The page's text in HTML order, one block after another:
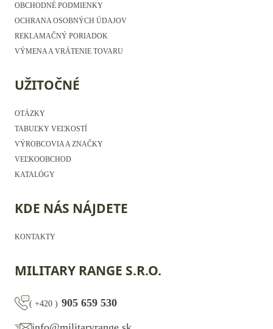
OBCHODNÉ PODMIENKY
OCHRANA OSOBNÝCH ÚDAJOV
REKLAMAČNÝ PORIADOK
VÝMENA A VRÁTENIE TOVARU
UŽITOČNÉ
OTÁZKY
TABUĽKY VEĽKOSTÍ
VÝROBCOVIA A ZNAČKY
VEĽKOOBCHOD
KATALÓGY
KDE NÁS NÁJDETE
KONTAKTY
MILITARY RANGE S.R.O.
( +420 ) 905 659 530